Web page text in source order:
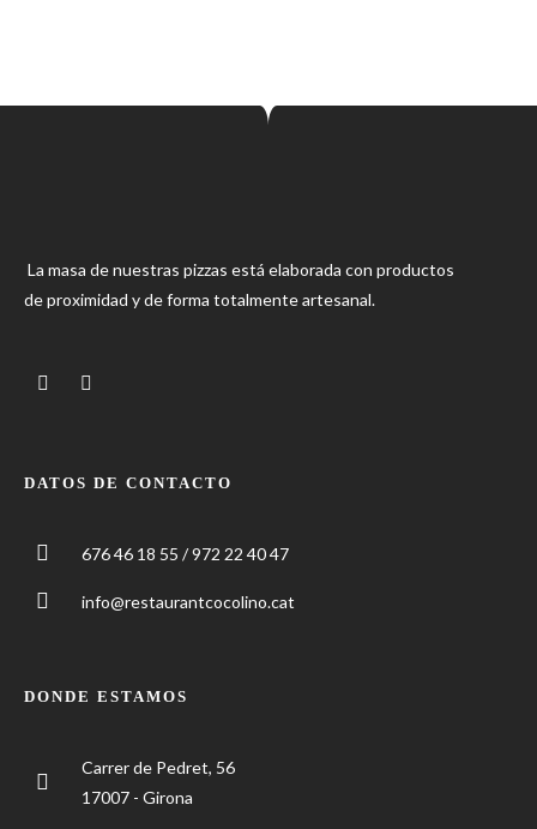
La masa de nuestras pizzas está elaborada con productos
de proximidad y de forma totalmente artesanal.
DATOS DE CONTACTO
676 46 18 55 / 972 22 40 47
info@restaurantcocolino.cat
DONDE ESTAMOS
Carrer de Pedret, 56
17007 - Girona